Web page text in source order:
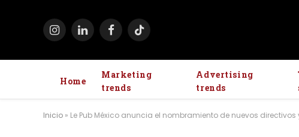
InstagramLinkedInFacebook
TikTok
Home
Marketing
trends
Advertising
trends
Inicio » Le Pub México anuncia el nombramiento de nuevos